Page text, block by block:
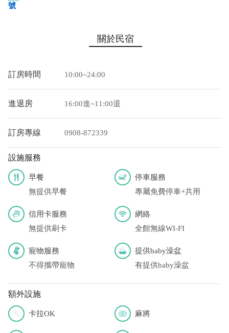
號
中國信託商業銀行-營業部 代號：822 帳號：
901560659621 戶名：許珮綺
您也可以利用這幾個常用的網路ATM匯款： [
宿有提供該銀行匯款帳號喔。) 匯入任何款項後，請記得與業者
連絡喔！
關於民宿
訂房時間 10:00~24:00
進退房 16:00進~11:00退
訂房專線 0908-872339
設施服務
早餐
無提供早餐
停車服務
專屬免費停車+共用
信用卡服務
無提供刷卡
網絡
全館無線WI-FI
寵物服務
不得攜帶寵物
提供baby澡盆
有提供baby澡盆
額外設施
卡拉OK 麻將